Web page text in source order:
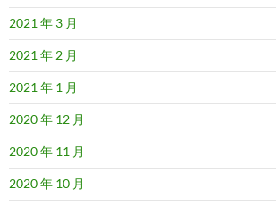
2021 年 3 月
2021 年 2 月
2021 年 1 月
2020 年 12 月
2020 年 11 月
2020 年 10 月